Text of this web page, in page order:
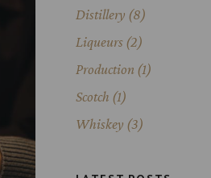
Distillery (8)
Liqueurs(2)
Production (1)
Scotch (1)
Whiskey (3)